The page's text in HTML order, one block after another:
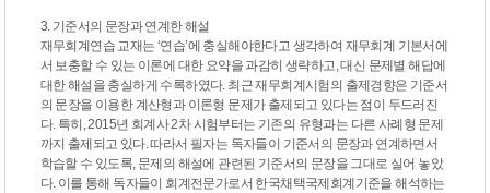
3. 기준서의 문장과 연계한 해설
재무회계연습 교재는 ‘연습’에 충실해야한다고 생각하여 재무회계 기본서에
서 보충할 수 있는 이론에 대한 요약을 과감히 생략하고, 대신 문제별 해답에
대한 해설을 충실하게 수록하였다. 최근 재무회계시험의 출제경향은 기준서
의 문장을 이용한 계산형과 이론형 문제가 출제되고 있다는 점이 두드러진
다. 특히, 2015년 회계사 2차 시험부터는 기존의 유형과는 다른 사례형 문제
까지 출제되고 있다. 따라서 필자는 독자들이 기준서의 문장과 연계하면서
학습할 수 있도록, 문제의 해설에 관련된 기준서의 문장을 그대로 실어 놓았
다. 이를 통해 독자들이 회계전문가로서 한국채택국제회계기준을 해석하는